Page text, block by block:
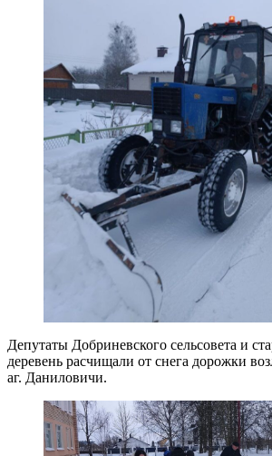
Депутаты Добриневского сельсовета и
деревень расчищали от снега дорожки
аг. Даниловичи.